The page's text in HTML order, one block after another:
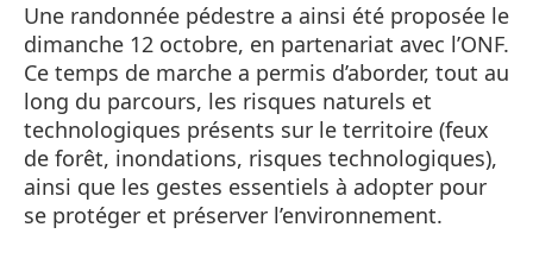
Une randonnée pédestre a ainsi été proposée le
dimanche 12 octobre, en partenariat avec l’ONF.
Ce temps de marche a permis d’aborder, tout au
long du parcours, les risques naturels et
technologiques présents sur le territoire (feux
de forêt, inondations, risques technologiques),
ainsi que les gestes essentiels à adopter pour
se protéger et préserver l’environnement.